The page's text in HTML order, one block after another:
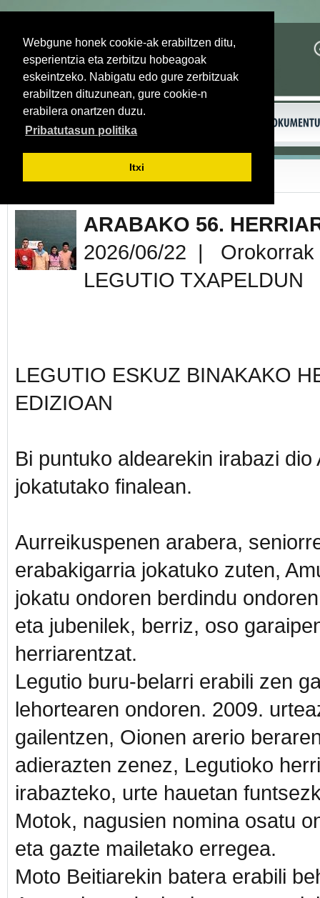
Webgune honek cookie-ak erabiltzen ditu,
esperientzia eta zerbitzu hobeagoak
eskeintzeko. Nabigatu edo gure zerbitzuak
erabiltzen dituzunean, gure cookie-n
erabilera onartzen duzu.
Pribatutasun politika
Itxi
Itzuli
ARABAKO 56.
2026/06/22 | Orokorrak
LEGUTIO TXAPELDUN
LEGUTIO ESKUZ BINAKAKO
EDIZIOAN
Bi puntuko aldearekin irabazi
jokatutako finalean.
Aurreikuspenen arabera,
erabakigarria jokatuko zuten,
jokatu ondoren berdindu
eta jubenilek, berriz, oso
herriarentzat.
Legutio buru-belarri erabili zen
lehortearen ondoren. 2009.
gailentzen, Oionen arerio
adierazten zenez, Legutioko
irabazteko, urte hauetan
Motok, nagusien nomina osatu
eta gazte mailetako erregea.
Moto Beitiarekin batera erabili